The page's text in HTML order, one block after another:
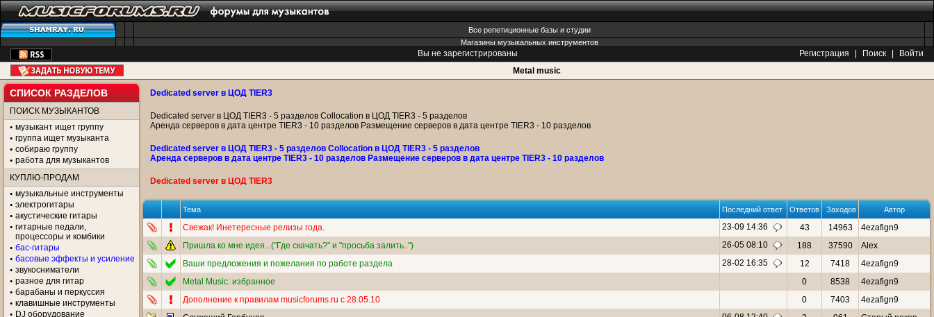
Все репетиционные базы и студии
Магазины музыкальных инструментов
Вы не зарегистрированы Регистрация Поиск
Войти
Metal music
СПИСОК РАЗДЕЛОВ
ПОИСК МУЗЫКАНТОВ
музыкант ищет группу
группа ищет музыканта
собираю группу
работа для музыкантов
КУПЛЮ-ПРОДАМ
музыкальные инструменты
электрогитары
акустические гитары
гитарные педали,
процессоры и комбики
бас-гитары
басовые эффекты и усиление
звукосниматели
разное для гитар
барабаны и перкуссия
клавишные инструменты
DJ оборудование
Dedicated server в ЦОД TIER3
Dedicated server в ЦОД TIER3 - 5 разделов Collocation в ЦОД TIER3 - 5 разделов
Аренда серверов в дата центре TIER3 - 10 разделов Размещение серверов в дата центре TIER3 - 10 разделов
Dedicated server в ЦОД TIER3 - 5 разделов Collocation в ЦОД TIER3 - 5 разделов
Аренда серверов в дата центре TIER3 - 10 разделов Размещение серверов в дата центре TIER3 - 10 разделов
Dedicated server в ЦОД TIER3
Тема Последний ответ Ответов Заходов Автор
Свежак! Инетересные релизы года. 23-09 14:36 43 14963
4ezafign9
Пришла ко мне идея...("Где скачать?" и "просьба залить..")
26-05 08:10 188 37590
Alex
Ваши предложения и пожелания по работе раздела
28-02 16:35 12 7418
4ezafign9
Metal Music: избранное
0 8538
4ezafign9
Дополнение к правилам musicforums.ru с 28.05.10
0 7403
4ezafign9